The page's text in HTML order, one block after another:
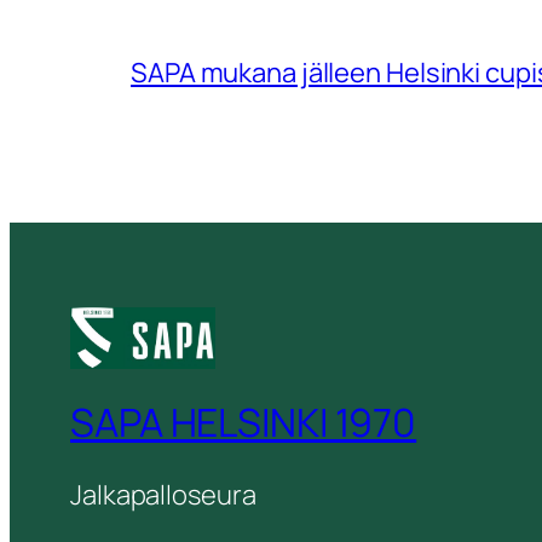
SAPA mukana jälleen Helsinki
SAPA HELSINKI 1970
Jalkapalloseura